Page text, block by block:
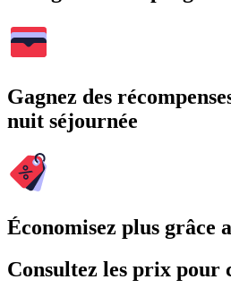
Gagnez des
nuit séjournée
Économisez plus grâce
Consultez les prix pour